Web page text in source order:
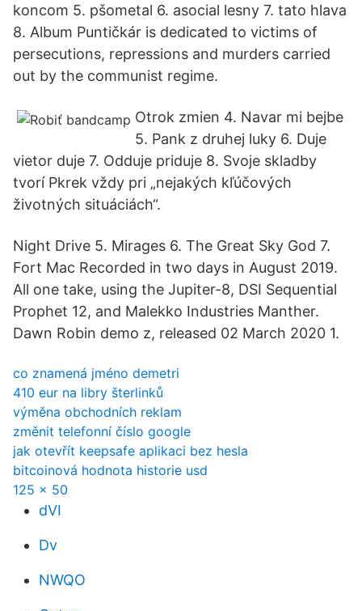
koncom 5. pšometal 6. asocial lesny 7. tato hlava
8. Album Puntičkár is dedicated to victims of
persecutions, repressions and murders carried
out by the communist regime.
Otrok zmien 4. Navar mi bejbe
5. Pank z druhej luky 6. Duje
vietor duje 7. Odduje priduje 8. Svoje skladby
tvorí Pkrek vždy pri „nejakých kľúčových
životných situáciách“.
Night Drive 5. Mirages 6. The Great Sky God 7.
Fort Mac Recorded in two days in August 2019.
All one take, using the Jupiter-8, DSI Sequential
Prophet 12, and Malekko Industries Manther.
Dawn Robin demo z, released 02 March 2020 1.
co znamená jméno demetri
410 eur na libry šterlinků
výměna obchodních reklam
změnit telefonní číslo google
jak otevřít keepsafe aplikaci bez hesla
bitcoinová hodnota historie usd
125 x 50
dVI
Dv
NWQO